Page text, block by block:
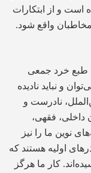
است و از ابتکارات
واقع شود.
طبع خرد جمعی
و نباید نادیده
نادرست و
داخلی، فقهی،
نوین ما را نیز
اولیه هستند که
کار ما هرگز